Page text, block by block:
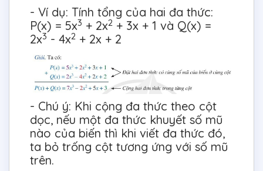
- Ví dụ: Tính tổng của hai đa thức:
P(x) = 5x3 + 2x2 + 3x + 1 và Q(x) =
2x3 - 4x2 + 2x + 2
- Chú ý: Khi cộng đa thức theo cột
dọc, nếu một đa thức khuyết số mũ
nào của biến thì khi viết đa thức đó,
ta bỏ trống cột tương ứng với số mũ
trên.